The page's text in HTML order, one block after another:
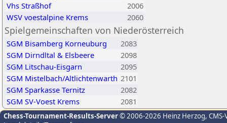
Vhs Straßhof
2006
WSV voestalpine Krems
2060
Spielgemeinschaften von Niederösterreich
SGM Bisamberg Korneuburg
2083
SGM Dirndltal & Elsbeere
2098
SGM Litschau-Eisgarn
2095
SGM Mistelbach/Altlichtenwarth 2101
SGM Sparkasse Ternitz
2082
SGM SV-Voest Krems
2081
Chess-Tournament-Results-Server© 2006-2026 Heinz Herzog,